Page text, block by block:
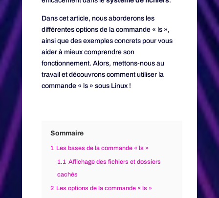
Dans cet article, nous aborderons les
différentes options de la commande « ls »,
ainsi que des exemples concrets pour vous
aider à mieux comprendre son
fonctionnement. Alors, mettons-nous au
travail et découvrons comment utiliser la
commande « ls » sous Linux !
Sommaire
1 Les bases de la commande « ls »
1.1 Affichage des fichiers et dossiers
cachés
2 Les options de la commande « ls »